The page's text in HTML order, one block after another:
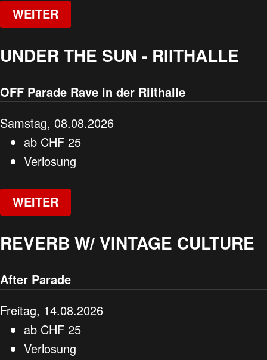
WEITER
UNDER THE SUN - RIITHALLE
OFF Parade Rave in der Riithalle
Samstag, 08.08.2026
ab CHF 25
Verlosung
WEITER
REVERB W/ VINTAGE CULTURE
After Parade
Freitag, 14.08.2026
ab CHF 25
Verlosung